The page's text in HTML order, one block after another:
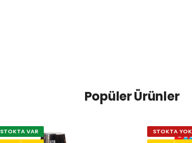
Popüler Ürünler
STOKTA VAR
STOKTA YOK